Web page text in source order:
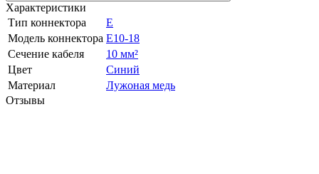
Характеристики
Тип коннектора
E
Модель коннектора E10-18
Сечение кабеля
10 мм²
Цвет
Синий
Материал
Лужоная медь
Отзывы